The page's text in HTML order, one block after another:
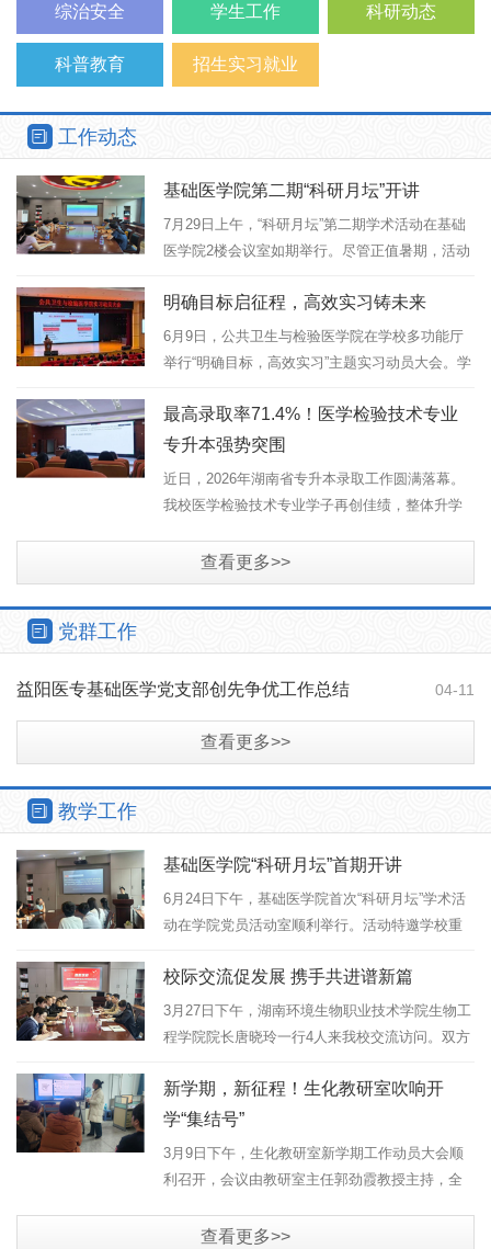
综治安全 学生工作 科研动态
科普教育 招生实习就业
工作动态
基础医学院第二期“科研月坛”开讲
7月29日上午，“科研月坛”第二期学术活动在基础
医学院2楼会议室如期举行。尽管正值暑期，活动
加，现场学术氛围浓厚。本期活动邀请学校重点
实验室“科研新锐”江婷老师...
明确目标启征程，高效实习铸未来
6月9日，公共卫生与检验医学院在学校多功能厅
举行“明确目标，高效实习”主题实习动员大会。学
芳、副院长欧阳方丹（主持人）、实习就业专干
汤凯翔、医学检验技术专业...
最高录取率71.4%！医学检验技术专业
专升本强势突围
近日，2026年湖南省专升本录取工作圆满落幕。
我校医学检验技术专业学子再创佳绩，整体升学
成功专升本上岸，在全省182人的招生总计划中，
我校录取占比高达27.47%。今年...
查看更多>>
党群工作
04-11
益阳医专基础医学党支部创先争优工作总结
查看更多>>
教学工作
基础医学院“科研月坛”首期开讲
6月24日下午，基础医学院首次“科研月坛”学术活
动在学院党员活动室顺利举行。活动特邀学校重
主讲嘉宾，以“肠道菌群如何‘遥控’大脑情绪”为主
题，为全校师生带来了...
校际交流促发展 携手共进谱新篇
3月27日下午，湖南环境生物职业技术学院生物工
程学院院长唐晓玲一行4人来我校交流访问。双方
竞赛、实训基地建设等议题展开深入座谈。我校
党委委员、副校长喻文辉...
新学期，新征程！生化教研室吹响开
学“集结号”
3月9日下午，生化教研室新学期工作动员大会顺
利召开，会议由教研室主任郭劲霞教授主持，全
设、科研创新、技能竞赛等工作的最新部署要
查看更多>>